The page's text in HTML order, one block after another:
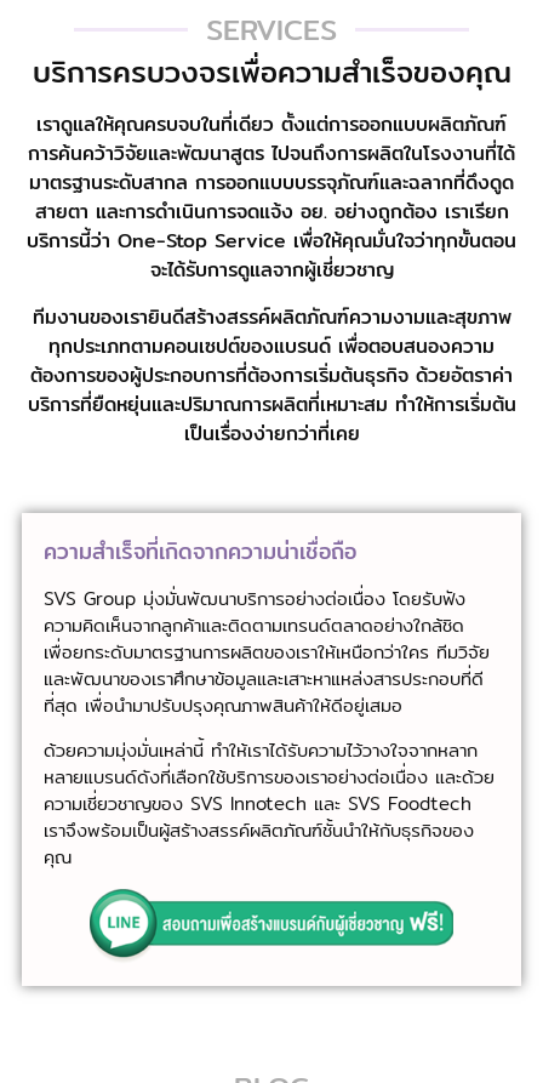
SERVICES
บริการครบวงจรเพื่อความสำเร็จของคุณ
เราดูแลให้คุณครบจบในที่เดียว ตั้งแต่การออกแบบผลิตภัณฑ์
การค้นคว้าวิจัยและพัฒนาสูตร ไปจนถึงการผลิตในโรงงานที่ได้
มาตรฐานระดับสากล การออกแบบบรรจุภัณฑ์และฉลากที่ดึงดูด
สายตา และการดำเนินการจดแจ้ง อย. อย่างถูกต้อง เราเรียก
บริการนี้ว่า One-Stop Service เพื่อให้คุณมั่นใจว่าทุกขั้นตอน
จะได้รับการดูแลจากผู้เชี่ยวชาญ
ทีมงานของเรายินดีสร้างสรรค์ผลิตภัณฑ์ความงามและสุขภาพ
ทุกประเภทตามคอนเซปต์ของแบรนด์ เพื่อตอบสนองความ
ต้องการของผู้ประกอบการที่ต้องการเริ่มต้นธุรกิจ ด้วยอัตราค่า
บริการที่ยืดหยุ่นและปริมาณการผลิตที่เหมาะสม ทำให้การเริ่มต้น
เป็นเรื่องง่ายกว่าที่เคย
ความสำเร็จที่เกิดจากความน่าเชื่อถือ
SVS Group มุ่งมั่นพัฒนาบริการอย่างต่อเนื่อง โดยรับฟัง
ความคิดเห็นจากลูกค้าและติดตามเทรนด์ตลาดอย่างใกล้ชิด
เพื่อยกระดับมาตรฐานการผลิตของเราให้เหนือกว่าใคร ทีมวิจัย
และพัฒนาของเราศึกษาข้อมูลและเสาะหาแหล่งสารประกอบที่ดี
ที่สุด เพื่อนำมาปรับปรุงคุณภาพสินค้าให้ดีอยู่เสมอ
ด้วยความมุ่งมั่นเหล่านี้ ทำให้เราได้รับความไว้วางใจจากหลาก
หลายแบรนด์ดังที่เลือกใช้บริการของเราอย่างต่อเนื่อง และด้วย
ความเชี่ยวชาญของ SVS Innotech และ SVS Foodtech
เราจึงพร้อมเป็นผู้สร้างสรรค์ผลิตภัณฑ์ชั้นนำให้กับธุรกิจของ
คุณ